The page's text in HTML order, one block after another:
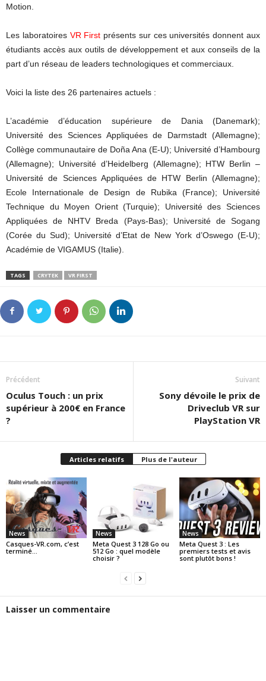
Motion.
Les laboratoires VR First présents sur ces universités donnent aux
étudiants accès aux outils de développement et aux conseils de la
part d’un réseau de leaders technologiques et commerciaux.
Voici la liste des 26 partenaires actuels :
L’académie d’éducation supérieure de Dania (Danemark);
Université des Sciences Appliquées de Darmstadt (Allemagne);
Collège communautaire de Doña Ana (E-U); Université d’Hambourg
(Allemagne); Université d’Heidelberg (Allemagne); HTW Berlin –
Université de Sciences Appliquées de HTW Berlin (Allemagne);
Ecole Internationale de Design de Rubika (France); Université
Technique du Moyen Orient (Turquie); Université des Sciences
Appliquées de NHTV Breda (Pays-Bas); Université de Sogang
(Corée du Sud); Université d’Etat de New York d’Oswego (E-U);
Académie de VIGAMUS (Italie).
TAGS CRYTEK VR FIRST
Précédent
Oculus Touch : un prix
supérieur à 200€ en France
?
Suivant
Sony dévoile le prix de
Driveclub VR sur
PlayStation VR
Articles relatifs Plus de l'auteur
News
Casques-VR.com, c’est
terminé…
News
Meta Quest 3 128 Go ou
512 Go : quel modèle
choisir ?
News
Meta Quest 3 : Les
premiers tests et avis
sont plutôt bons !
Laisser un commentaire